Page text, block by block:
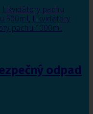
Likvidátory pachu
500ml, Likvidátory
pachu 1000ml
odpad